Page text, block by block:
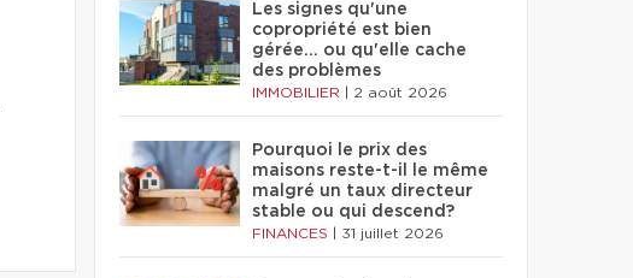
Les signes qu'une
copropriété est bien
gérée… ou qu'elle cache
des problèmes
IMMOBILIER 2 août 2026
Pourquoi le prix des
maisons reste-t-il le même
malgré un taux directeur
stable ou qui descend?
FINANCES 31 juillet 2026